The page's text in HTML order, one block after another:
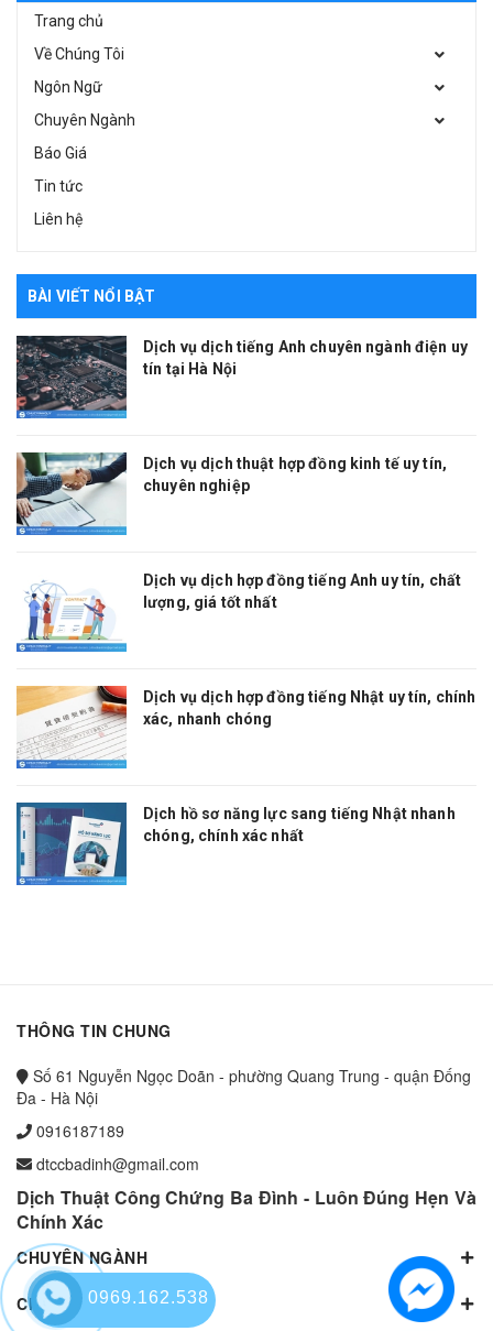
Trang chủ
Về Chúng Tôi
Ngôn Ngữ
Chuyên Ngành
Báo Giá
Tin tức
Liên hệ
BÀI VIẾT NỔI BẬT
Dịch vụ dịch tiếng Anh chuyên ngành điện uy
tín tại Hà Nội
Dịch vụ dịch thuật hợp đồng kinh tế uy tín,
chuyên nghiệp
Dịch vụ dịch hợp đồng tiếng Anh uy tín, chất
lượng, giá tốt nhất
Dịch vụ dịch hợp đồng tiếng Nhật uy tín, chính
xác, nhanh chóng
Dịch hồ sơ năng lực sang tiếng Nhật nhanh
chóng, chính xác nhất
THÔNG TIN CHUNG
Số 61 Nguyễn Ngọc Doãn - phường Quang Trung - quận Đống
Đa - Hà Nội
0916187189
dtccbadinh@gmail.com
Dịch Thuật Công Chứng Ba Đình - Luôn Đúng Hẹn Và
Chính Xác
CHUYÊN NGÀNH
CHUYÊN NGÀNH0969.162.538